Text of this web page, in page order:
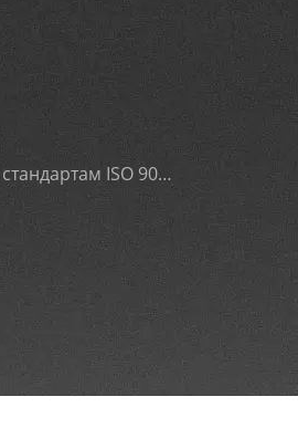
ISO 9001